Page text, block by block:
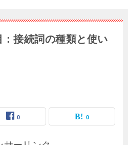
接続詞の種類と使い
0 0